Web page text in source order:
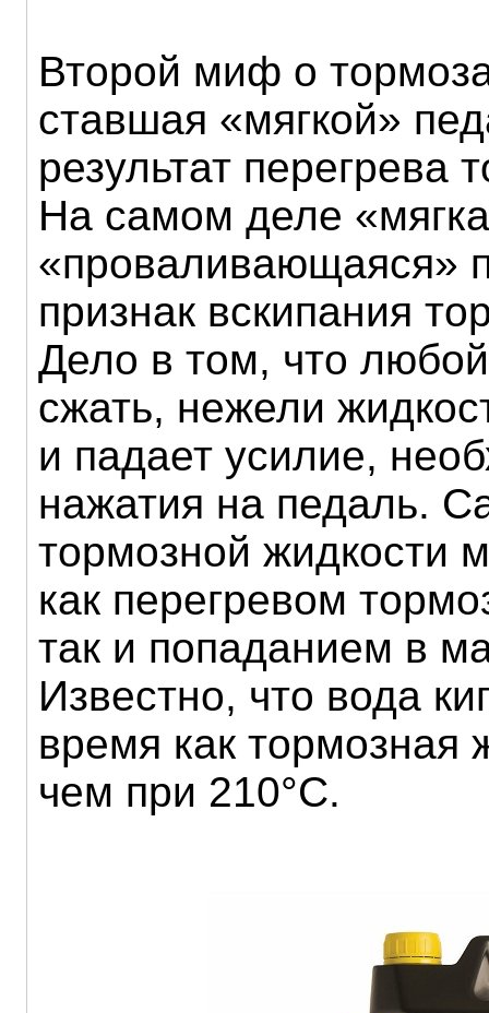
Второй миф о
ставшая «мягкой»
результат перегрева
На самом деле
«проваливающаяся»
признак вскипания
Дело в том, что
сжать, нежели
и падает усилие,
нажатия на педаль.
тормозной жидкости
как перегревом
так и попаданием в
Известно, что вода
время как тормозная
чем при 210°С.